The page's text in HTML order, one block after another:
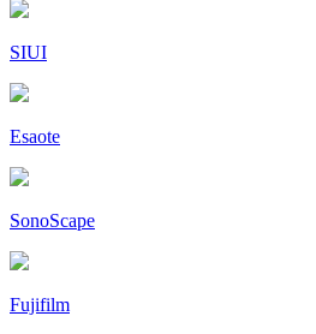
SIUI
Esaote
SonoScape
Fujifilm